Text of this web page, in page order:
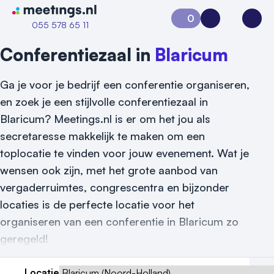
Naar home van Meetings
055 578 65 11
Vraag locatie aan
0
Aanvraag 0Inloggen
Conferentiezaal in Blaricum
Ga je voor je bedrijf een conferentie organiseren,
en zoek je een stijlvolle conferentiezaal in
Blaricum? Meetings.nl is er om het jou als
secretaresse makkelijk te maken om een
toplocatie te vinden voor jouw evenement. Wat je
wensen ook zijn, met het grote aanbod van
vergaderruimtes, congrescentra en bijzonder
locaties is de perfecte locatie voor het
organiseren van een conferentie in Blaricum zo
geregeld!